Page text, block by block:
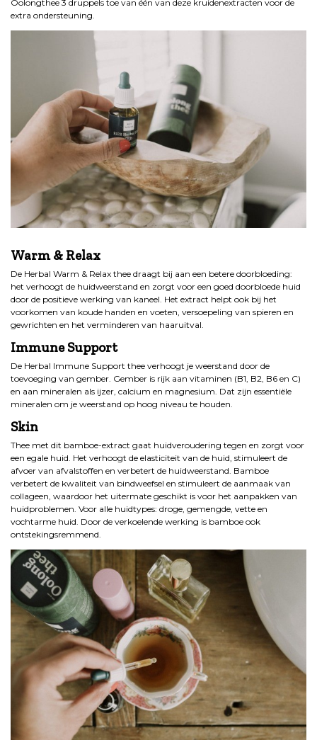
Oolongthee 3 druppels toe van één van deze kruidenextracten voor de
extra ondersteuning.
Warm & Relax
De Herbal Warm & Relax thee draagt bij aan een betere doorbloeding:
het verhoogt de huidweerstand en zorgt voor een goed doorbloede huid
door de positieve werking van kaneel. Het extract helpt ook bij het
voorkomen van koude handen en voeten, versoepeling van spieren en
gewrichten en het verminderen van haaruitval.
Immune Support
De Herbal Immune Support thee verhoogt je weerstand door de
toevoeging van gember. Gember is rijk aan vitaminen (B1, B2, B6 en C)
en aan mineralen als ijzer, calcium en magnesium. Dat zijn essentiële
mineralen om je weerstand op hoog niveau te houden.
Skin
Thee met dit bamboe-extract gaat huidveroudering tegen en zorgt voor
een egale huid. Het verhoogt de elasticiteit van de huid, stimuleert de
afvoer van afvalstoffen en verbetert de huidweerstand. Bamboe
verbetert de kwaliteit van bindweefsel en stimuleert de aanmaak van
collageen, waardoor het uitermate geschikt is voor het aanpakken van
huidproblemen. Voor alle huidtypes: droge, gemengde, vette en
vochtarme huid. Door de verkoelende werking is bamboe ook
ontstekingsremmend.